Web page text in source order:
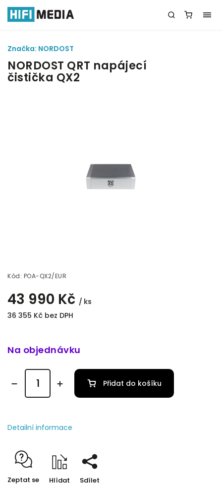
NORDOST QRT napájecí
čistička QX2
Kód: POA-QX2/EUR
43 990 Kč / ks
36 355 Kč bez DPH
Značka: NORDOST
Na objednávku
Přidat do košíku
Detailní informace
Zeptat se Hlídat Sdílet